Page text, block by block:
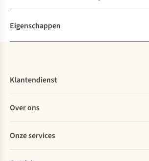
Eigenschappen
Klantendienst
Bestellen
Betalen
Levering
Retourneren
Over ons
Explore More
Verantwoord ondernemen
Onze services